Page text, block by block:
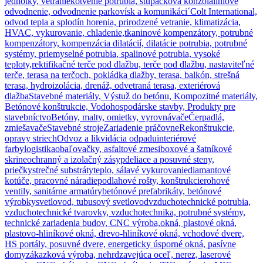
odvodnenie, odvodnenie parkovísk a komunikáci´Colt International,
odvod tepla a splodín horenia, prirodzené vetranie, klimatizácia,
HVAC, vykurovanie, chladenie,tkaninové kompenzátory, potrubné
kompenzátory, kompenzácia dilatácií, dilatácie potrubia, potrubné
systémy, priemyselné potrubia, spalinové potrubia, vysoké
teploty,rektifikačné terče pod dlažbu, terče pod dlažbu, nastaviteľné
terče, terasa na terčoch, pokládka dlažby, terasa, balkón, strešná
terasa, hydroizolácia, drenáž, odvetraná terasa, exteriérová
dlažbaStavebné materiály, Výstuž do betónu, Kompozitné materiály,
Betónové konštrukcie, Vodohospodárske stavby, Produkty pre
stavebníctvoBetóny, malty, omietky, vyrovnávačeČerpadlá,
zmiešavačeStavebné strojeZariadenie práčovneRekonštrukcie,
opravy striechOdvoz a likvidácia odpaduinteriérové
farbylogistikaobaľovačky, asfaltové zmesiboxové a šatníkové
skrineochranný a izolačný zásypdeliace a posuvné steny,
priečkystrečné substrátyteplo, sálavé vykurovaniediamantové
kotúče, pracovné náradiepodlahové rošty, konštrukcierohové
ventily, sanitárne armatúrybetónové prefabrikáty, betónové
výrobkysvetlovod, tubusový svetlovodvzduchotechnické potrubia,
vzduchotechnické tvarovky, vzduchotechnika, potrubné systémy,
technické zariadenia budov, CNC výroba,okná, plastové okná,
plastovo-hliníkové okná, drevo-hliníkové okná, vchodové dvere,
HS portály, posuvné dvere, energeticky úsporné okná, pasívne
domyzákazková výroba, nehrdzavejúca oceľ, nerez, laserové